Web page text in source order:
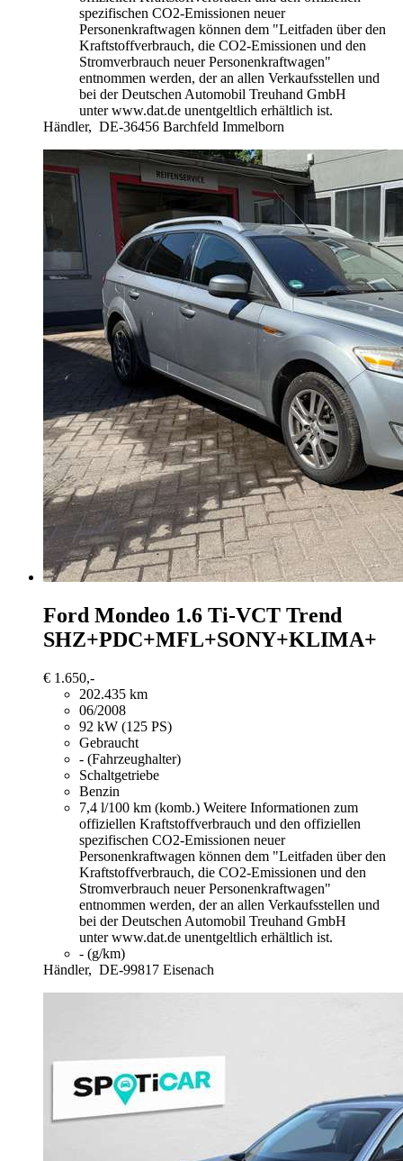
spezifischen CO2-Emissionen neuer
Personenkraftwagen können dem "Leitfaden über den
Kraftstoffverbrauch, die CO2-Emissionen und den
Stromverbrauch neuer Personenkraftwagen"
entnommen werden, der an allen Verkaufsstellen und
bei der Deutschen Automobil Treuhand GmbH
unter www.dat.de unentgeltlich erhältlich ist.
Händler, DE-36456 Barchfeld Immelborn
Ford Mondeo 1.6 Ti-VCT Trend
SHZ+PDC+MFL+SONY+KLIMA+
€ 1.650,-
202.435 km
06/2008
92 kW (125 PS)
Gebraucht
- (Fahrzeughalter)
Schaltgetriebe
Benzin
7,4 l/100 km (komb.) Weitere Informationen zum
offiziellen Kraftstoffverbrauch und den offiziellen
spezifischen CO2-Emissionen neuer
Personenkraftwagen können dem "Leitfaden über den
Kraftstoffverbrauch, die CO2-Emissionen und den
Stromverbrauch neuer Personenkraftwagen"
entnommen werden, der an allen Verkaufsstellen und
bei der Deutschen Automobil Treuhand GmbH
unter www.dat.de unentgeltlich erhältlich ist.
- (g/km)
Händler, DE-99817 Eisenach